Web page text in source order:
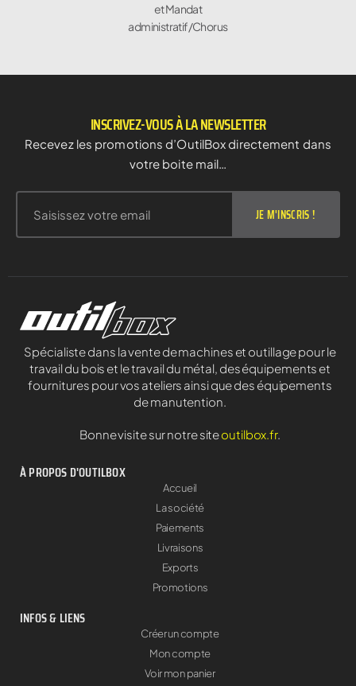
et Mandat
administratif/Chorus
INSCRIVEZ-VOUS À LA NEWSLETTER
Recevez les promotions d’OutilBox directement dans
votre boite mail…
JE M'INSCRIS !
Spécialiste dans la vente de machines et outillage pour le
travail du bois et le travail du métal, des équipements et
fournitures pour vos ateliers ainsi que des équipements
de manutention.
Bonne visite sur notre siteoutilbox.fr.
À PROPOS D'OUTILBOX
Accueil
La société
Paiements
Livraisons
Exports
Promotions
INFOS & LIENS
Créer un compte
Mon compte
Voir mon panier